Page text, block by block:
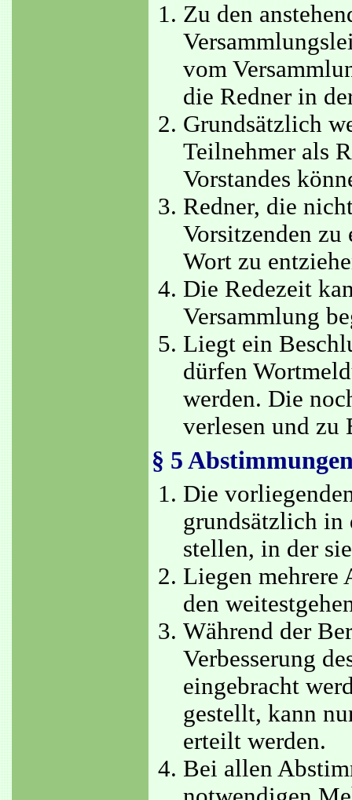
Zu den
vom
die Redner in
Grundsätzlich
Teilnehmer als
Vorstandes
Redner, die
Vorsitzenden zu
Wort zu
Die Redezeit
Versammlung
Liegt ein
dürfen
werden. Die
verlesen und zu
§ 5
Die
grundsätzlich in
stellen, in der
Liegen mehrere
den
Während der
Verbesserung
eingebracht
gestellt, kann
erteilt werden.
Bei allen